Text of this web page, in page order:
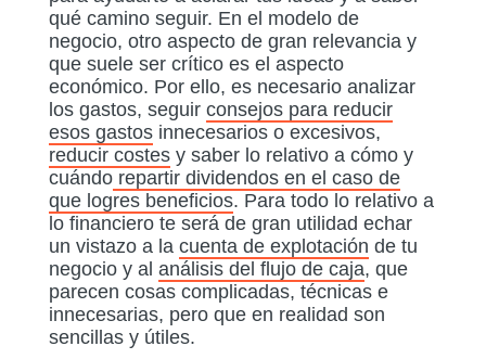
qué camino seguir. En el modelo de
negocio, otro aspecto de gran relevancia y
que suele ser crítico es el aspecto
económico. Por ello, es necesario analizar
los gastos, seguir consejos para reducir
esos gastos innecesarios o excesivos,
reducir costes y saber lo relativo a cómo y
cuándo repartir dividendos en el caso de
que logres beneficios. Para todo lo relativo a
lo financiero te será de gran utilidad echar
un vistazo a la cuenta de explotación de tu
negocio y al análisis del flujo de caja, que
parecen cosas complicadas, técnicas e
innecesarias, pero que en realidad son
sencillas y útiles.